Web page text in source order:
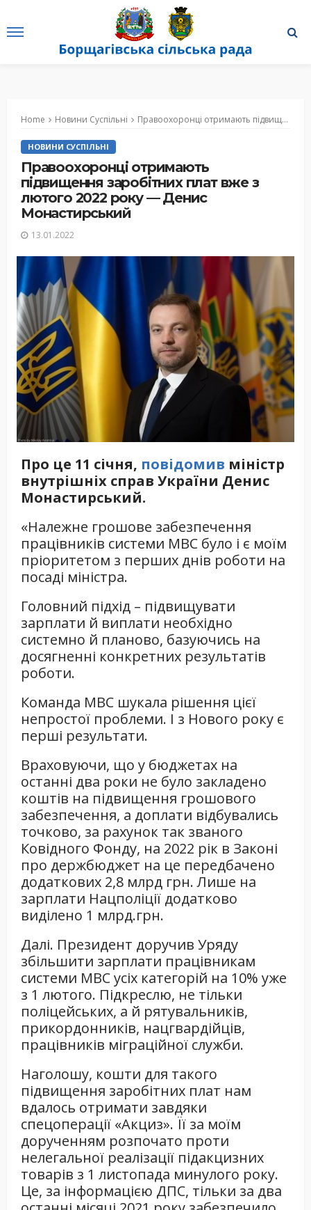
Home Новини Суспільні Правоохоронці отримають підвищення заробітних плат вже з лютого 2022 року — Денис Монастирський
НОВИНИ СУСПІЛЬНІ
Правоохоронці отримають
підвищення заробітних плат вже з
лютого 2022 року — Денис
Монастирський
13.01.2022
Про це 11 січня, повідомив міністр
внутрішніх справ України Денис
Монастирський.
«Належне грошове забезпечення
працівників системи МВС було і є моїм
пріоритетом з перших днів роботи на
посаді міністра.
Головний підхід – підвищувати
зарплати й виплати необхідно
системно й планово, базуючись на
досягненні конкретних результатів
роботи.
Команда МВС шукала рішення цієї
непростої проблеми. І з Нового року є
перші результати.
Враховуючи, що у бюджетах на
останні два роки не було закладено
коштів на підвищення грошового
забезпечення, а доплати відбувались
точково, за рахунок так званого
Ковідного Фонду, на 2022 рік в Законі
про держбюджет на це передбачено
додаткових 2,8 млрд грн. Лише на
зарплати Нацполіції додатково
виділено 1 млрд.грн.
Далі. Президент доручив Уряду
збільшити зарплати працівникам
системи МВС усіх категорій на 10% уже
з 1 лютого. Підкреслю, не тільки
поліцейських, а й рятувальників,
прикордонників, нацгвардійців,
працівників міграційної служби.
Наголошу, кошти для такого
підвищення заробітних плат нам
вдалось отримати завдяки
спецоперації «Акциз». Її за моїм
дорученням розпочато проти
нелегальної реалізації підакцизних
товарів з 1 листопада минулого року.
Це, за інформацією ДПС, тільки за два